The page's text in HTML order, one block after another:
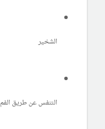
الشخير
التنفس عن طريق الفم